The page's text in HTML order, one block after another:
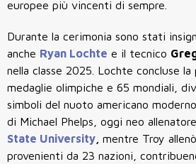
europee più vincenti di sempre.
Durante la cerimonia sono stati
anche Ryan Lochte e il tecnico
nella classe 2025. Lochte concluse
medaglie olimpiche e 65 mondiali,
simboli del nuoto americano
di Michael Phelps, oggi neo
State University mentre Troy
provenienti da 23 nazioni,